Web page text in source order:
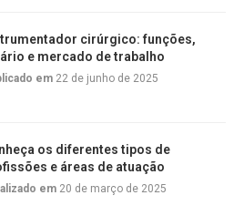
cirúrgico: funções,
e mercado de trabalho
em 22 de junho de 2025
os diferentes tipos de
e áreas de atuação
em 20 de março de 2025